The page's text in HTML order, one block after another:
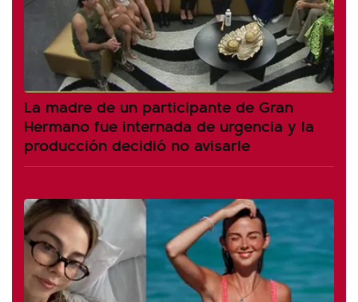
La madre de un participante de Gran
Hermano fue internada de urgencia y la
producción decidió no avisarle